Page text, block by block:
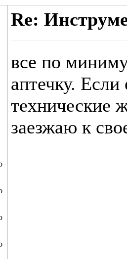
Re:
все по
аптечку. Если
технические
заезжаю к